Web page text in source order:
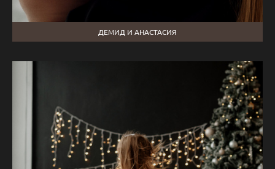
ДЕМИД И АНАСТАСИЯ